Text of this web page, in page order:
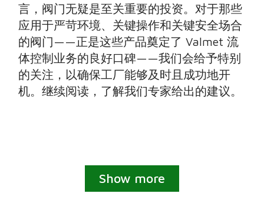
言，阀门无疑是至关重要的投资。对于那些
应用于严苛环境、关键操作和关键安全场合
的阀门——正是这些产品奠定了 Valmet 流
体控制业务的良好口碑——我们会给予特别
的关注，以确保工厂能够及时且成功地开
机。继续阅读，了解我们专家给出的建议。
Show more